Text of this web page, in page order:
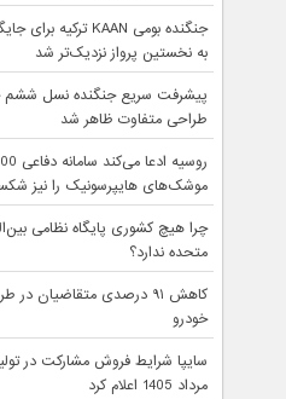
به نخستین پرواز نزدیک‌تر شد
طراحی متفاوت ظاهر شد
موشک‌های هایپرسونیک را نیز
چرا هیچ کشوری پایگاه نظامی
متحده ندارد؟
کاهش ۹۱ درصدی متقاضیان
خودرو
مرداد 1405 اعلام کرد